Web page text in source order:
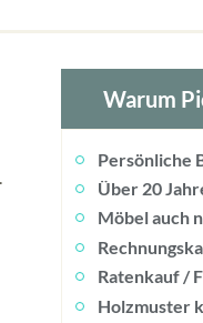
Warum
Persönliche
Über 20
Möbel auch
Ratenkauf /
Holzmuster